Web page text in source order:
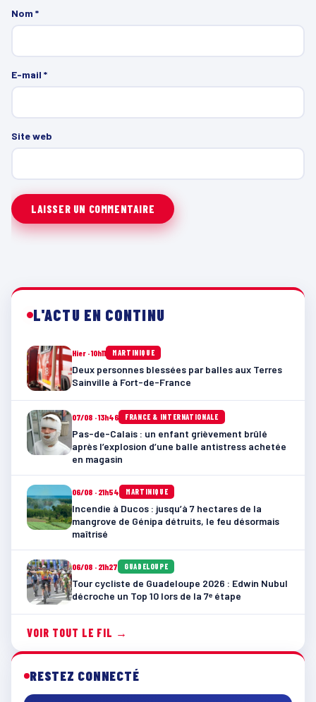
Nom *
E-mail *
Site web
L'ACTU EN CONTINU
Hier · 10h11 MARTINIQUE
Deux personnes blessées par balles aux Terres
Sainville à Fort-de-France
07/08 · 13h46 FRANCE & INTERNATIONALE
Pas-de-Calais : un enfant grièvement brûlé
après l’explosion d’une balle antistress achetée
en magasin
06/08 · 21h54 MARTINIQUE
Incendie à Ducos : jusqu’à 7 hectares de la
mangrove de Génipa détruits, le feu désormais
maîtrisé
06/08 · 21h27 GUADELOUPE
Tour cycliste de Guadeloupe 2026 : Edwin Nubul
décroche un Top 10 lors de la 7ᵉ étape
VOIR TOUT LE FIL →
RESTEZ CONNECTÉ